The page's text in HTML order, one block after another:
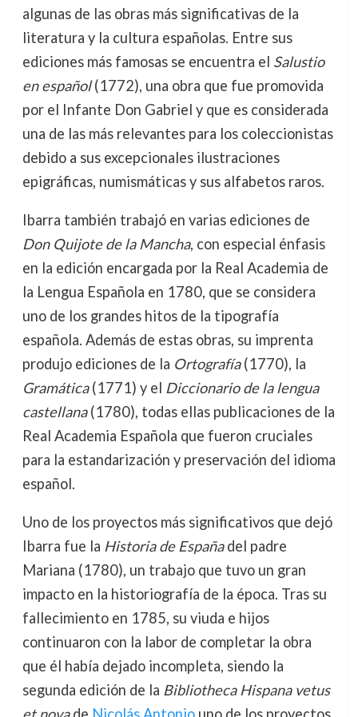
algunas de las obras más significativas de la
literatura y la cultura españolas. Entre sus
ediciones más famosas se encuentra el Salustio
en español(1772), una obra que fue promovida
por el Infante Don Gabriel y que es considerada
una de las más relevantes para los coleccionistas
debido a sus excepcionales ilustraciones
epigráficas, numismáticas y sus alfabetos raros.
Ibarra también trabajó en varias ediciones de
Don Quijote de la Mancha, con especial énfasis
en la edición encargada por la Real Academia de
la Lengua Española en 1780, que se considera
uno de los grandes hitos de la tipografía
española. Además de estas obras, su imprenta
produjo ediciones de la Ortografía(1770), la
Gramática(1771) y el Diccionario de la lengua
castellana(1780), todas ellas publicaciones de la
Real Academia Española que fueron cruciales
para la estandarización y preservación del idioma
español.
Uno de los proyectos más significativos que dejó
Ibarra fue la Historia de Españadel padre
Mariana (1780), un trabajo que tuvo un gran
impacto en la historiografía de la época. Tras su
fallecimiento en 1785, su viuda e hijos
continuaron con la labor de completar la obra
que él había dejado incompleta, siendo la
segunda edición de la Bibliotheca Hispana vetus